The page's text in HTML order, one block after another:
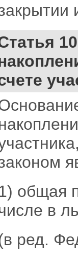
общая
в
ред.